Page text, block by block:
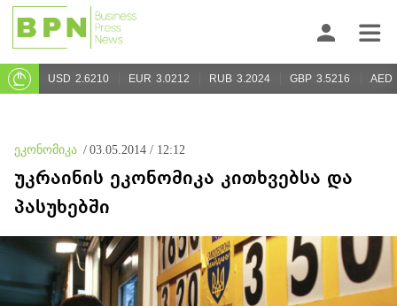
USD 2.6210 EUR 3.0212 RUB 3.2024 GBP 3.5216 AED
ეკონომიკა / 03.05.2014 / 12:12
უკრაინის ეკონომიკა კითხვებსა და
პასუხებში